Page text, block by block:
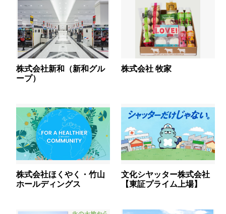
株式会社新和（新和グル
ープ）
株式会社 牧家
株式会社ほくやく・竹山
ホールディングス
文化シヤッター株式会社
【東証プライム上場】